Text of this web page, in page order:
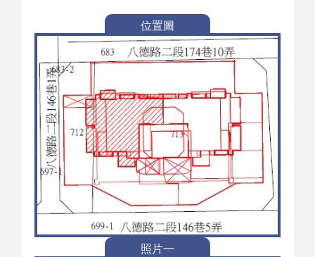
位置圖
照片一